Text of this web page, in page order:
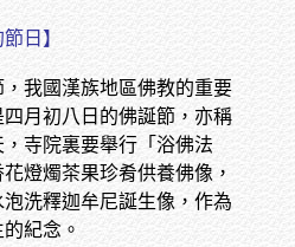
日】
我國漢族地區佛教的重要
月初八日的佛誕節，亦稱
寺院裏要舉行「浴佛法
燈燭茶果珍肴供養佛像，
洗釋迦牟尼誕生像，作為
紀念。